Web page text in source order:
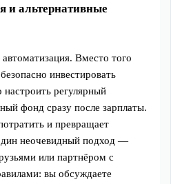
и альтернативные
Вместо того
инвестировать
регулярный
фонд сразу после зарплаты.
и превращает
неочевидный подход —
или партнёром с
вы обсуждаете